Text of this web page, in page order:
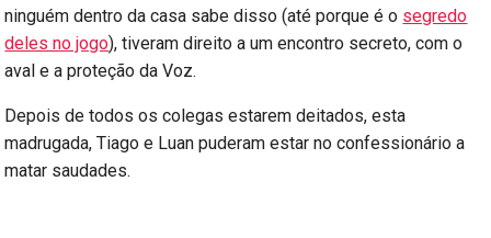
ninguém dentro da casa sabe disso (até porque é o segredo
deles no jogo), tiveram direito a um encontro secreto, com o
aval e a proteção da Voz.
Depois de todos os colegas estarem deitados, esta
madrugada, Tiago e Luan puderam estar no confessionário a
matar saudades.